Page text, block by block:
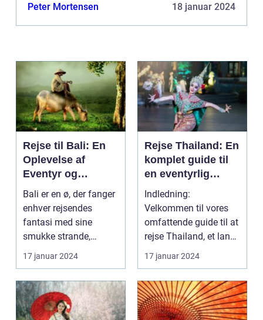
Peter Mortensen
18 januar 2024
Rejse til Bali: En
Oplevelse af
Eventyr og
Skønhed
Bali er en ø, der fanger
enhver rejsendes
fantasi med sine
smukke strande,
frodige rismarker og en
u...
17 januar 2024
Rejse Thailand: En
komplet guide til
en eventyrlig
oplevelse
Indledning:
Velkommen til vores
omfattende guide til at
rejse Thailand, et land
rigt på kultur, hist...
17 januar 2024